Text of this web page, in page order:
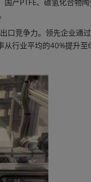
产PTFE、碳氢化合物
口竞争力。领先企业通
行业平均的40%提升